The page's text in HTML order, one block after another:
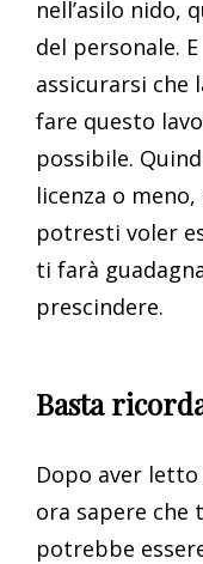
nell’asilo nido,
del personale.
assicurarsi che
fare questo
possibile.
licenza o
potresti voler
ti farà
prescindere.
Basta
Dopo aver
ora sapere che
potrebbe